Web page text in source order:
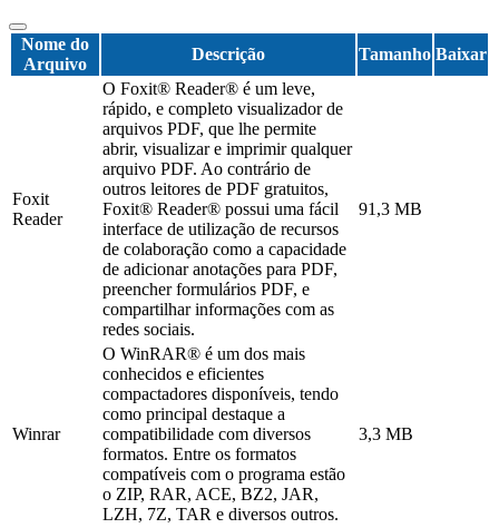
Nome do
Arquivo
Descrição Tamanho Baixar
Foxit
Reader
O Foxit® Reader® é um leve,
rápido, e completo visualizador de
arquivos PDF, que lhe permite
abrir, visualizar e imprimir qualquer
arquivo PDF. Ao contrário de
outros leitores de PDF gratuitos,
Foxit® Reader® possui uma fácil
interface de utilização de recursos
de colaboração como a capacidade
de adicionar anotações para PDF,
preencher formulários PDF, e
compartilhar informações com as
redes sociais.
91,3 MB
Winrar
O WinRAR® é um dos mais
conhecidos e eficientes
compactadores disponíveis, tendo
como principal destaque a
compatibilidade com diversos
formatos. Entre os formatos
compatíveis com o programa estão
o ZIP, RAR, ACE, BZ2, JAR,
LZH, 7Z, TAR e diversos outros.
3,3 MB